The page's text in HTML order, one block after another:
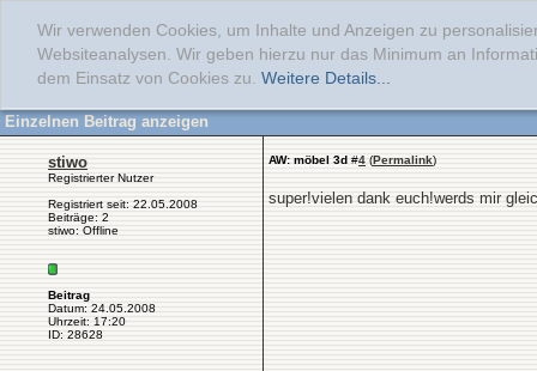
Wir verwenden Cookies, um Inhalte und Anzeigen zu
Websiteanalysen. Wir geben hierzu nur das Minimum an
dem Einsatz von Cookies zu. Weitere Details...
Einzelnen Beitrag anzeigen
stiwo
Registrierter Nutzer
Registriert seit: 22.05.2008
Beiträge: 2
stiwo: Offline
Beitrag
Datum: 24.05.2008
Uhrzeit: 17:20
ID: 28628
AW: möbel 3d #4 (Permalink)
super!vielen dank euch!werds mir